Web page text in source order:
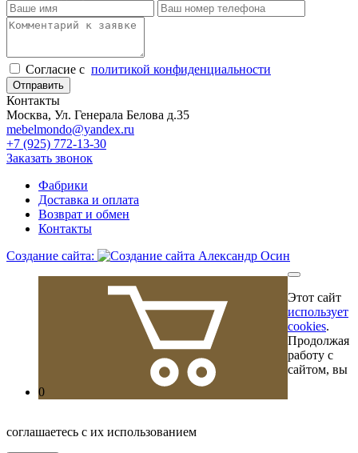
Cогласие с политикой конфиденциальности
Отправить
Контакты
Москва, Ул. Генерала Белова д.35
mebelmondo@yandex.ru
+7 (925) 772-13-30
Заказать звонок
Фабрики
Доставка и оплата
Возврат и обмен
Контакты
Создание сайта:
0
Этот сайт
использует
cookies.
Продолжая
работу с
сайтом, вы
соглашаетесь с их использованием